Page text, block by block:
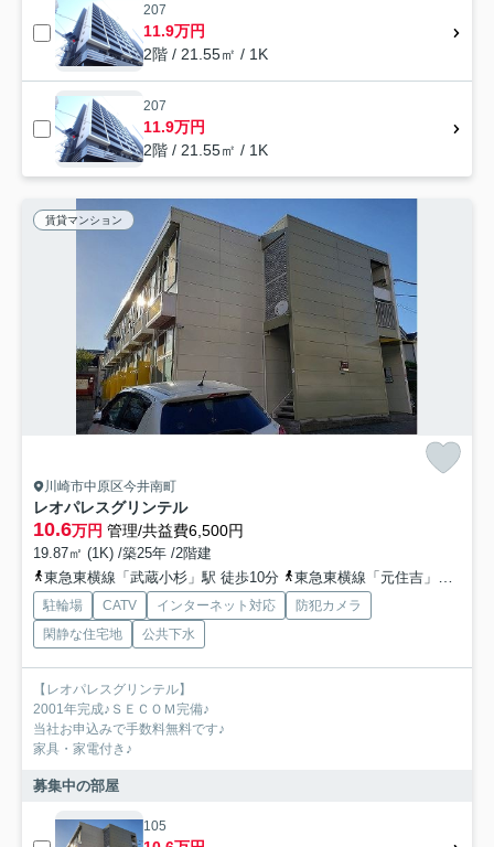
207
11.9万円
2階 / 21.55㎡ / 1K
207
11.9万円
2階 / 21.55㎡ / 1K
賃貸マンション
川崎市中原区今井南町
レオパレスグリンテル
10.6万円 管理/共益費6,500円
19.87㎡ (1K) /築25年 /2階建
東急東横線「武蔵小杉」駅 徒歩10分
東急東横線「元住吉」駅 徒歩10分
駐輪場 CATV インターネット対応
防犯カメラ
閑静な住宅地
公共下水
【レオパレスグリンテル】
2001年完成♪ＳＥＣＯＭ完備♪
当社お申込みで手数料無料です♪
家具・家電付き♪
募集中の部屋
105